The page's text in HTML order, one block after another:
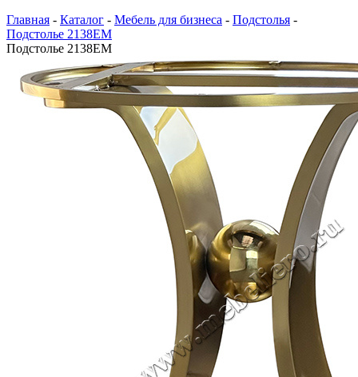
Главная - Каталог - Мебель для бизнеса - Подстолья -
Подстолье 2138EM
Подстолье 2138EM